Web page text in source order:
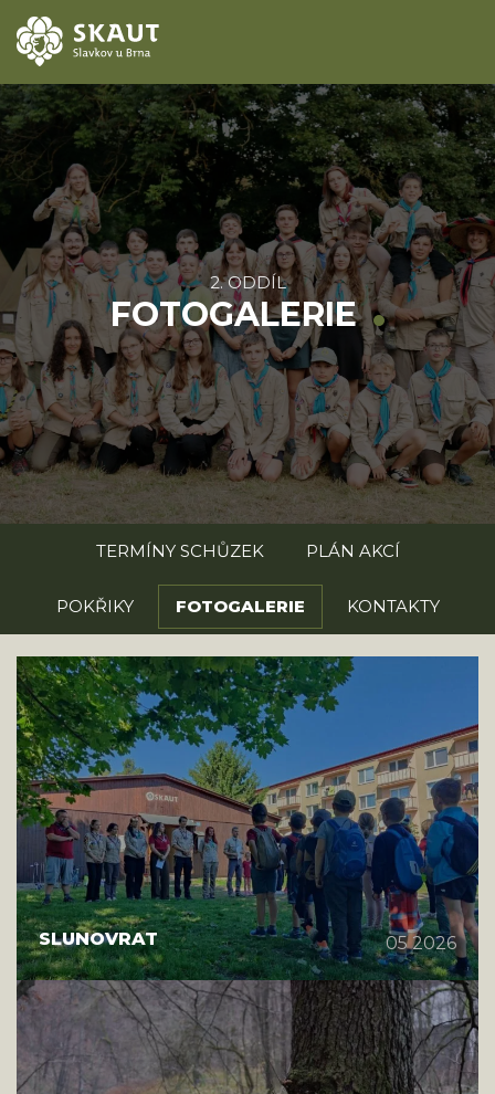
ÚVOD
AKCE
ODDÍLY
O STŘEDISKU
KONTAKTY
TÁBORY
2. ODDÍL
FOTOGALERIE
TERMÍNY SCHŮZEK PLÁN AKCÍ
POKŘIKY FOTOGALERIE KONTAKTY
SLUNOVRAT 05 2026